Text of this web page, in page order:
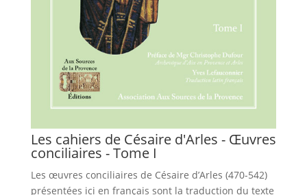
Les cahiers de Césaire d'Arles - Œuvres
conciliaires - Tome I
Les œuvres conciliaires de Césaire d’Arles (470-542)
présentées ici en français sont la traduction du texte